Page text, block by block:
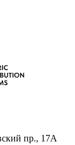
пр., 17А